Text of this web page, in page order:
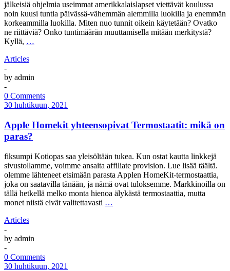
jälkeisiä ohjelmia useimmat amerikkalaislapset viettävät koulussa
noin kuusi tuntia päivässä-vähemmän alemmilla luokilla ja enemmän
korkeammilla luokilla. Miten nuo tunnit oikein käytetään? Ovatko
ne riittäviä? Onko tuntimäärän muuttamisella mitään merkitystä?
Kyllä, …
Articles
-
by admin
-
0 Comments
30 huhtikuun, 2021
Apple Homekit yhteensopivat Termostaatit: mikä on
paras?
fiksumpi Kotiopas saa yleisöltään tukea. Kun ostat kautta linkkejä
sivustollamme, voimme ansaita affiliate provision. Lue lisää täältä.
olemme lähteneet etsimään parasta Applen HomeKit-termostaattia,
joka on saatavilla tänään, ja nämä ovat tuloksemme. Markkinoilla on
tällä hetkellä melko monta hienoa älykästä termostaattia, mutta
monet niistä eivät valitettavasti …
Articles
-
by admin
-
0 Comments
30 huhtikuun, 2021